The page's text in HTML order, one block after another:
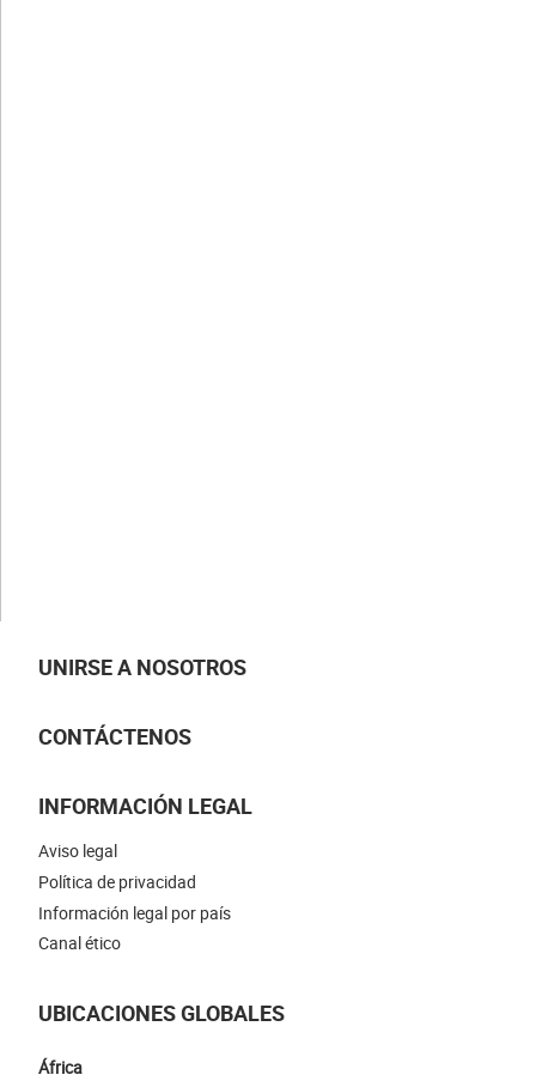
UNIRSE A NOSOTROS
CONTÁCTENOS
INFORMACIÓN LEGAL
Aviso legal
Política de privacidad
Información legal por país
Canal ético
UBICACIONES GLOBALES
África